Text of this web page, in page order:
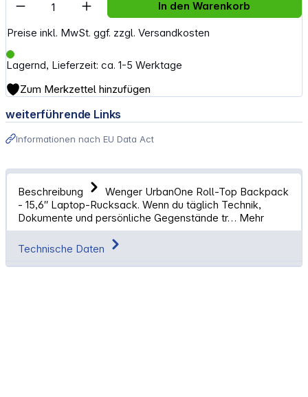
Preise inkl. MwSt. ggf. zzgl. Versandkosten
Lagernd, Lieferzeit: ca. 1-5 Werktage
In den Warenkorb
Zum Merkzettel hinzufügen
weiterführende Links
Informationen nach EU Data Act
Beschreibung
Wenger UrbanOne Roll-Top Backpack
- 15,6″ Laptop-Rucksack. Wenn du täglich Technik,
Dokumente und persönliche Gegenstände tr… Mehr
Technische Daten